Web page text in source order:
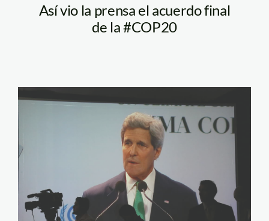
Así vio la prensa el acuerdo final
de la #COP20
john_kerry_cop20